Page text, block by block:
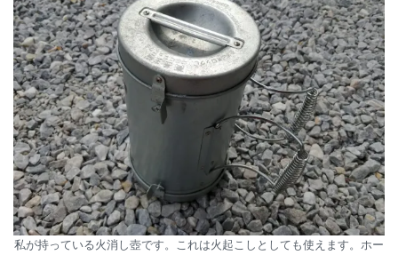
私が持っている火消し壺です。これは火起こしとしても使えます。ホー